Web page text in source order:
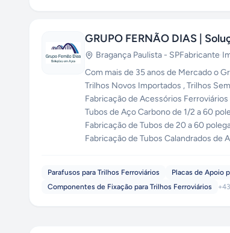
GRUPO FERNÃO DIAS |
Bragança Paulista - SPFabricante·
Com mais de 35 anos de Mercado o
Trilhos Novos Importados , Trilhos
Fabricação de Acessórios Ferroviários
Tubos de Aço Carbono de 1/2 a 60
Fabricação de Tubos de 20 a 60
Fabricação de Tubos Calandrados de
Parafusos para Trilhos Ferroviários Placas de Apoio
Componentes de Fixação para Trilhos Ferroviários
+43